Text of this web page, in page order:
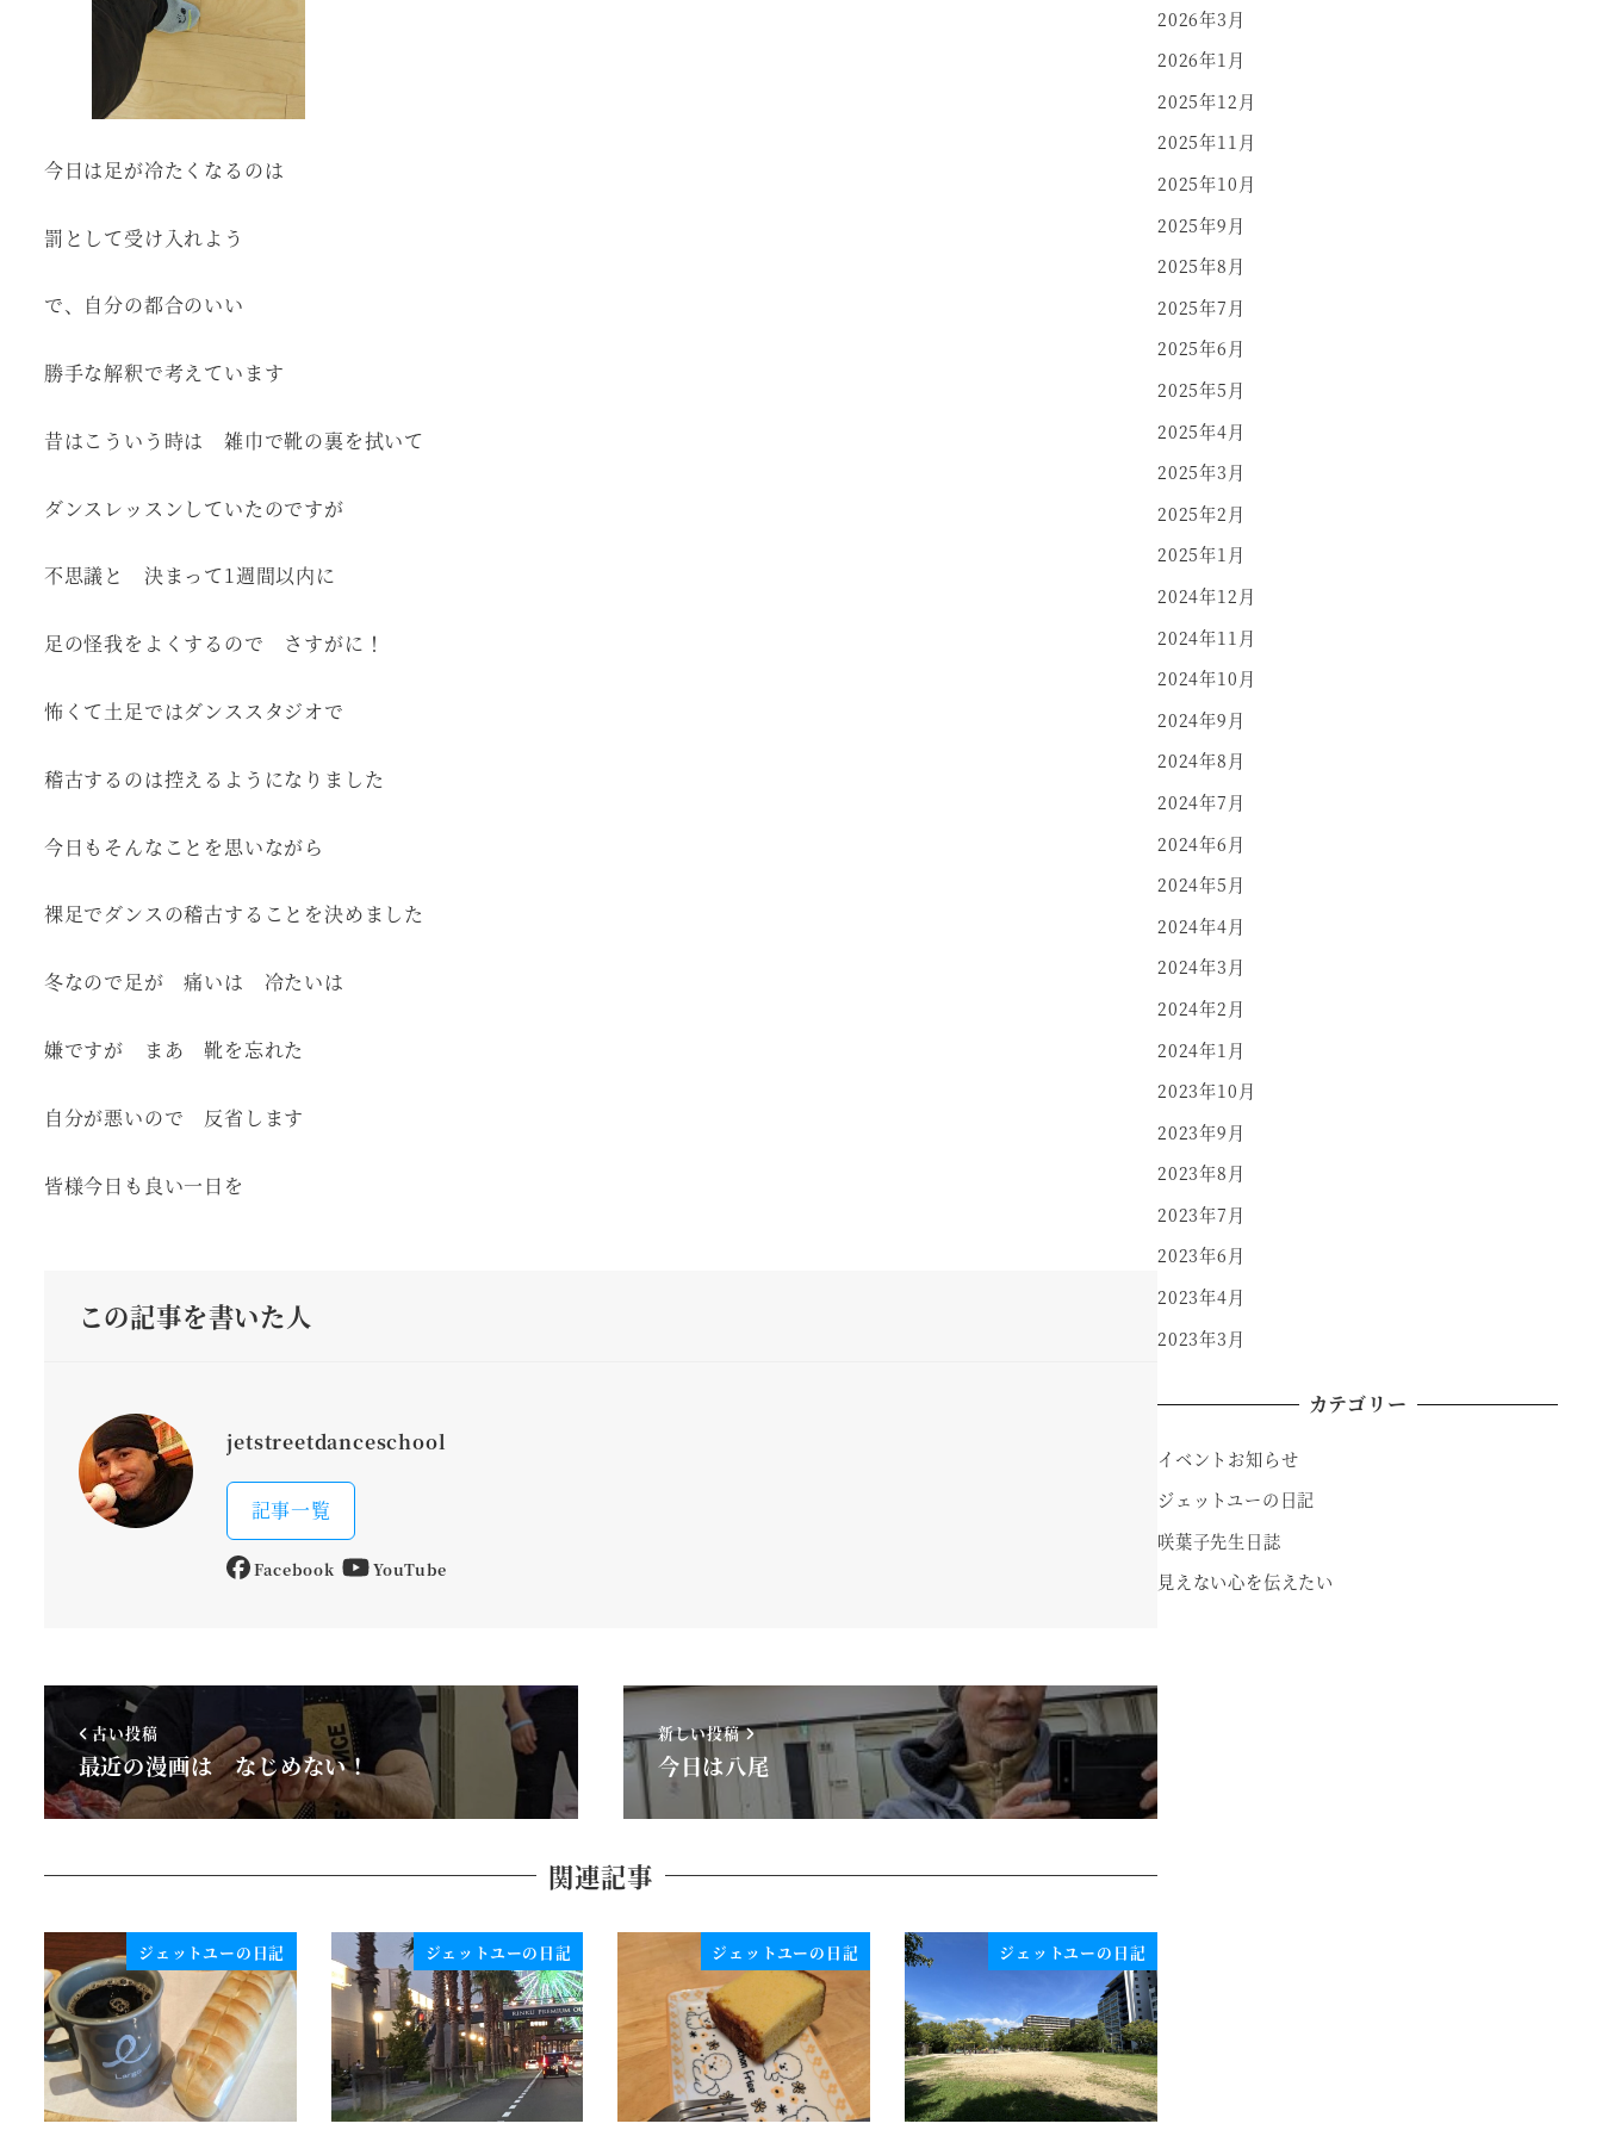
今日は足が冷たくなるのは
罰として受け入れよう
で、自分の都合のいい
勝手な解釈で考えています
昔はこういう時は 雑巾で靴の裏を拭いて
ダンスレッスンしていたのですが
不思議と 決まって1週間以内に
足の怪我をよくするので さすがに！
怖くて土足ではダンススタジオで
稽古するのは控えるようになりました
今日もそんなことを思いながら
裸足でダンスの稽古することを決めました
冬なので足が 痛いは 冷たいは
嫌ですが まあ 靴を忘れた
自分が悪いので 反省します
皆様今日も良い一日を
この記事を書いた人
jetstreetdanceschool
記事一覧
Facebook YouTube
古い投稿
最近の漫画は なじめない！
新しい投稿
今日は八尾
関連記事
ジェットユーの日記 ジェットユーの日記 ジェットユーの日記 ジェットユーの日記
2026年3月
2026年1月
2025年12月
2025年11月
2025年10月
2025年9月
2025年8月
2025年7月
2025年6月
2025年5月
2025年4月
2025年3月
2025年2月
2025年1月
2024年12月
2024年11月
2024年10月
2024年9月
2024年8月
2024年7月
2024年6月
2024年5月
2024年4月
2024年3月
2024年2月
2024年1月
2023年10月
2023年9月
2023年8月
2023年7月
2023年6月
2023年4月
2023年3月
カテゴリー
イベントお知らせ
ジェットユーの日記
咲葉子先生日誌
見えない心を伝えたい